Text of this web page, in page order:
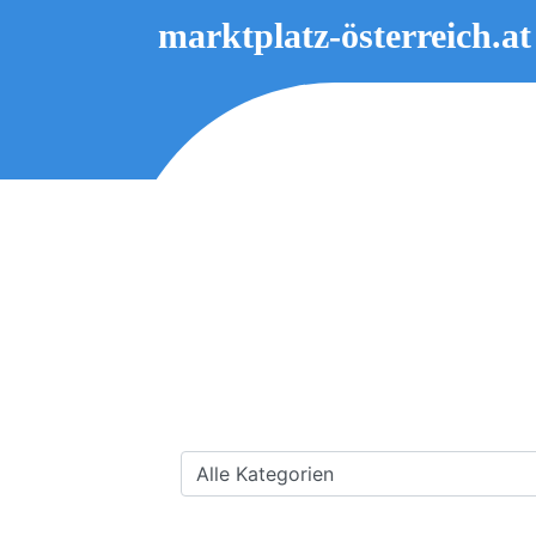
marktplatz-österreich.at
Alle Kategorien